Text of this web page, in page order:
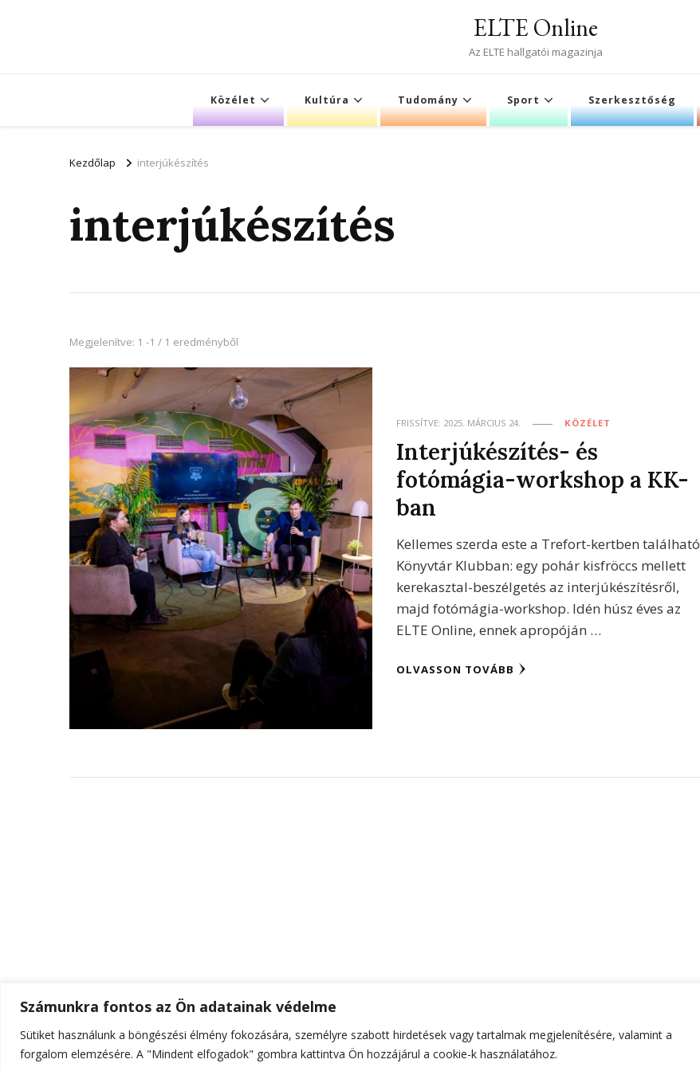
Számunkra fontos az Ön adatainak védelme
Sütiket használunk a böngészési élmény fokozására, személyre szabott hirdetések vagy tartalmak megjelenítésére, valamint a
forgalom elemzésére. A "Mindent elfogadok" gombra kattintva Ön hozzájárul a cookie-k használatához.
ELTE Online
Az ELTE hallgatói magazinja
Közélet Kultúra Tudomány Sport Szerkesztőség
Kezdőlap interjúkészítés
interjúkészítés
Megjelenítve: 1 -1 / 1 eredményből
FRISSÍTVE: 2025. MÁRCIUS 24. KÖZÉLET
Interjúkészítés- és
fotómágia-workshop a KK-
ban
Kellemes szerda este a Trefort-kertben található
Könyvtár Klubban: egy pohár kisfröccs mellett
kerekasztal-beszélgetés az interjúkészítésről,
majd fotómágia-workshop. Idén húsz éves az
ELTE Online, ennek apropóján …
OLVASSON TOVÁBB
© Szerzői jog 2026ELTE Online . Minden jog fenntartva.Hello Fashion | Fejlesztette